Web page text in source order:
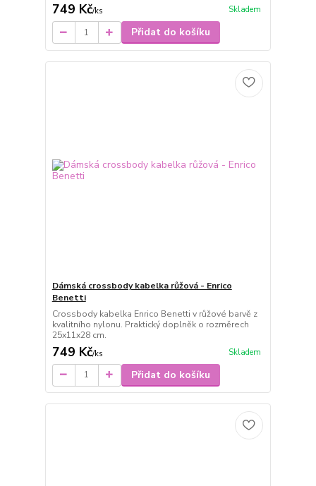
749 Kč/ks Skladem
Přidat do košíku
Dámská crossbody kabelka růžová - Enrico
Benetti
Crossbody kabelka Enrico Benetti v růžové barvě z
kvalitního nylonu. Praktický doplněk o rozměrech
25x11x28 cm.
749 Kč/ks Skladem
Přidat do košíku